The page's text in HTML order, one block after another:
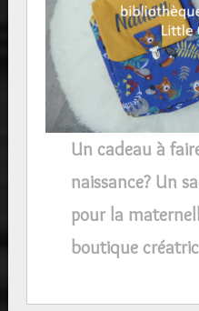
Un cadeau à
naissance? Un
pour la
boutique